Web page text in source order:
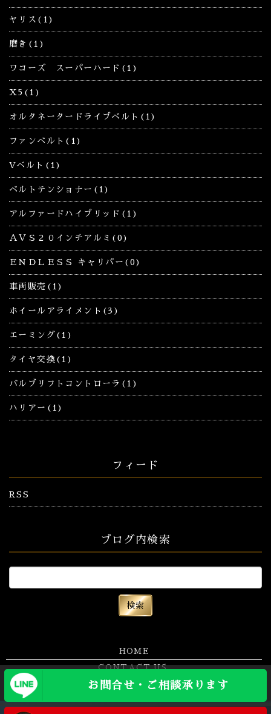
ヤリス(1)
磨き(1)
ワコーズ スーパーハード(1)
X5(1)
オルタネータードライブベルト(1)
ファンベルト(1)
Vベルト(1)
ベルトテンショナー(1)
アルファードハイブリッド(1)
ＡＶＳ２０インチアルミ(0)
ＥＮＤＬＥＳＳ キャリパー(0)
車両販売(1)
ホイールアライメント(3)
エーミング(1)
タイヤ交換(1)
バルブリフトコントローラ(1)
ハリアー(1)
フィード
RSS
ブログ内検索
お問合せ・ご相談承ります
HOME
CONTACT US